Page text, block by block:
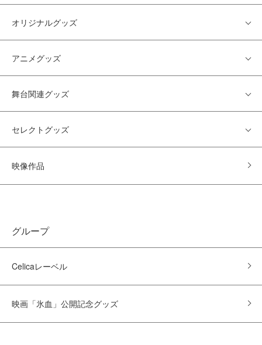
オリジナルグッズ
アニメグッズ
舞台関連グッズ
セレクトグッズ
映像作品
グループ
Celicaレーベル
映画「氷血」公開記念グッズ